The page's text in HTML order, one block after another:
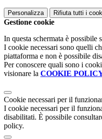
Personalizza Rifiuta tutti i
Gestione cookie
In questa schermata è possibile
I cookie necessari sono quelli
piattaforma e non è possibile
Per conoscere quali sono i
visionare la COOKIE
Cookie necessari per il
I cookie necessari per il
disabilitati. È possibile
policy.